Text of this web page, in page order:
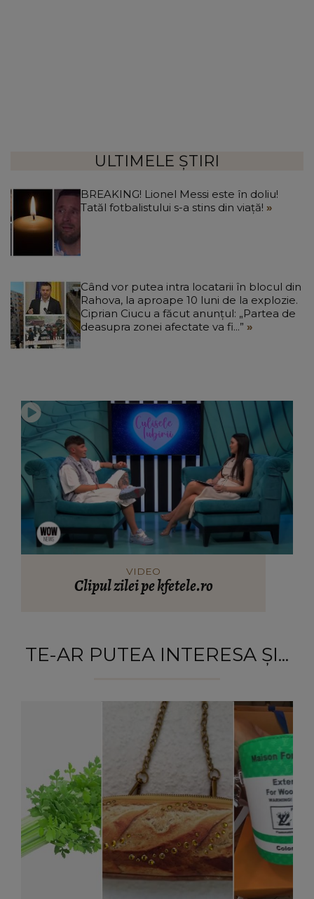
ULTIMELE ȘTIRI
BREAKING! Lionel Messi este în doliu!
Tatăl fotbalistului s-a stins din viață!
Când vor putea intra locatarii în blocul din
Rahova, la aproape 10 luni de la explozie.
Ciprian Ciucu a făcut anunțul: „Partea de
deasupra zonei afectate va fi...”
VIDEO
Clipul zilei pe kfetele.ro
TE-AR PUTEA INTERESA ȘI...